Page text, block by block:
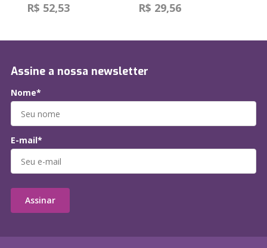
R$ 52,53 R$ 29,56
Assine a nossa newsletter
Nome*
E-mail*
Assinar